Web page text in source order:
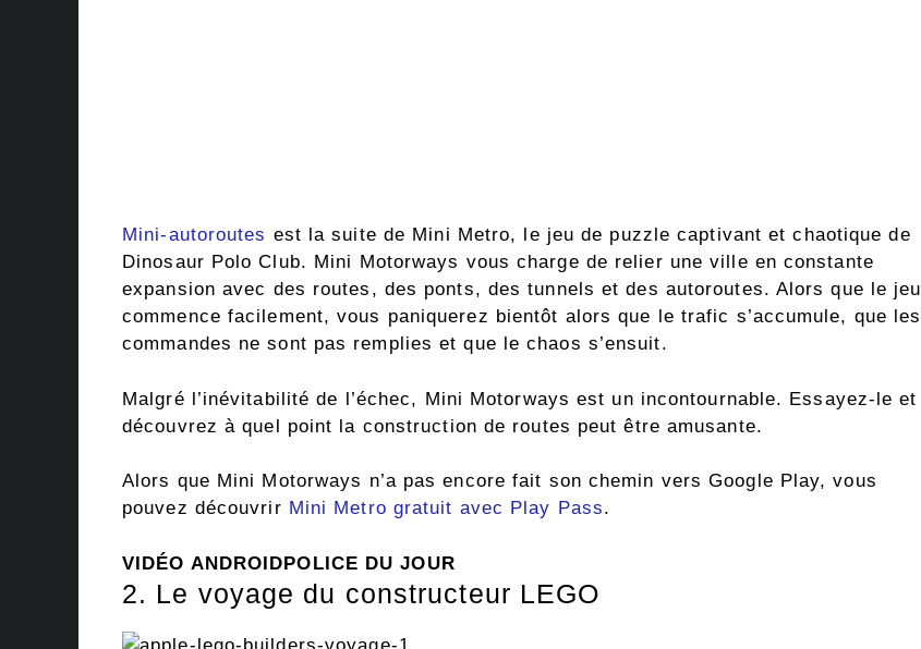
Mini-autoroutes est la suite de Mini Metro, le jeu de puzzle captivant et chaotique de
Dinosaur Polo Club. Mini Motorways vous charge de relier une ville en constante
expansion avec des routes, des ponts, des tunnels et des autoroutes. Alors que le jeu
commence facilement, vous paniquerez bientôt alors que le trafic s’accumule, que les
commandes ne sont pas remplies et que le chaos s’ensuit.
Malgré l’inévitabilité de l’échec, Mini Motorways est un incontournable. Essayez-le et
découvrez à quel point la construction de routes peut être amusante.
Alors que Mini Motorways n’a pas encore fait son chemin vers Google Play, vous
pouvez découvrir Mini Metro gratuit avec Play Pass.
VIDÉO ANDROIDPOLICE DU JOUR
2. Le voyage du constructeur LEGO